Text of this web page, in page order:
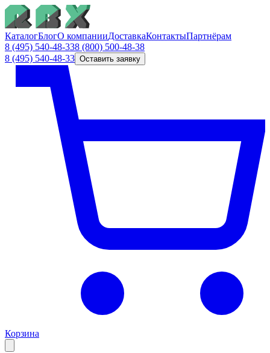
КаталогБлогО компанииДоставкаКонтактыПартнёрам
8 (495) 540-48-338 (800) 500-48-38
8 (495) 540-48-33 Оставить заявку
Корзина